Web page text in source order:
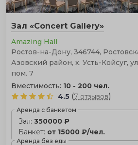
Зал «Concert Gallery»
Amazing Hall
Ростов-на-Дону, 346744,
Азовский район, х. Усть-Койсуг,
пом. 7
Вместимость: 10 - 200 чел.
4.5 (7 отзывов)
Аренда с банкетом
Зал: 350000 ₽
Банкет: от 15000 ₽/чел.
Аренда без еды